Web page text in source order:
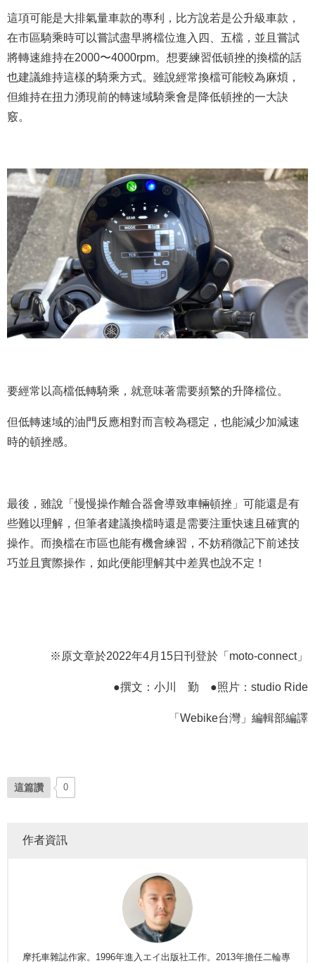
這項可能是大排氣量車款的專利，比方說若是公升級車款，
在市區騎乘時可以嘗試盡早將檔位進入四、五檔，並且嘗試
將轉速維持在2000〜4000rpm。想要練習低頓挫的換檔的話
也建議維持這樣的騎乘方式。雖說經常換檔可能較為麻煩，
但維持在扭力湧現前的轉速域騎乘會是降低頓挫的一大訣
竅。
要經常以高檔低轉騎乘，就意味著需要頻繁的升降檔位。
但低轉速域的油門反應相對而言較為穩定，也能減少加減速
時的頓挫感。
最後，雖說「慢慢操作離合器會導致車輛頓挫」可能還是有
些難以理解，但筆者建議換檔時還是需要注重快速且確實的
操作。而換檔在市區也能有機會練習，不妨稍微記下前述技
巧並且實際操作，如此便能理解其中差異也說不定！
※原文章於2022年4月15日刊登於「moto-connect」
●撰文：小川 勤 ●照片：studio Ride
「Webike台灣」編輯部編譯
這篇讚 0
作者資訊
摩托車雜誌作家。1996年進入エイ出版社工作。2013年擔任二輪專